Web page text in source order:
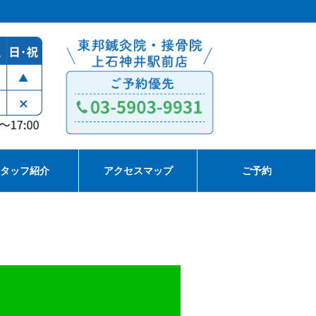
ッフ紹介 アクセスマップ ご予約